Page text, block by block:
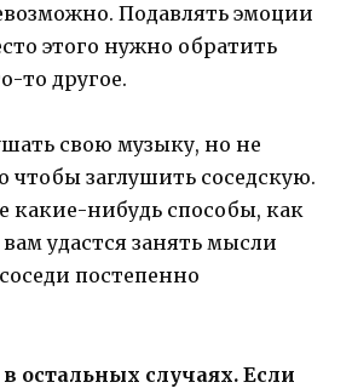
Подавлять эмоции
этого нужно обратить
то другое.
свою музыку, но не
чтобы заглушить соседскую.
какие-нибудь способы, как
вам удастся занять мысли
постепенно
остальных случаях. Если